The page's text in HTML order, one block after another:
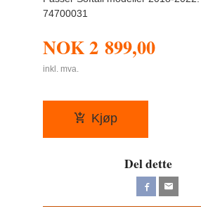
74700031
NOK2 899,00
inkl. mva.
Kjøp
Del dette